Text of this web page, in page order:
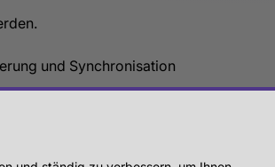
und Synchronisation